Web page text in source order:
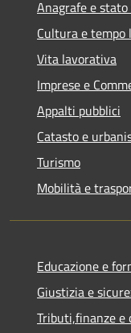
Anagrafe e
Cultura e tempo
Vita lavorativa
Imprese e
Appalti pubblici
Catasto e
Turismo
Mobilità e
Educazione e
Giustizia e
Tributi,finanze e